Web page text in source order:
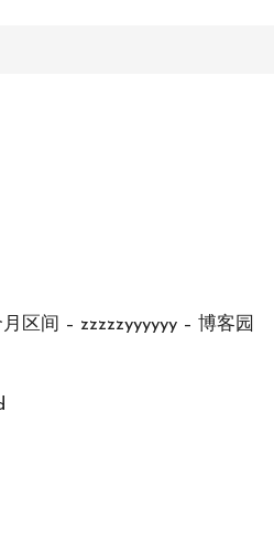
区间 – zzzzzyyyyyy – 博客园